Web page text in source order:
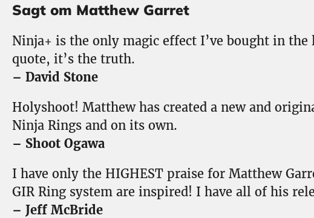
Sagt om Matthew Garret
Ninja+ is the only magic effect I’ve bought in the
quote, it’s the truth.
– David Stone
Holyshoot! Matthew has created a new and
Ninja Rings and on its own.
– Shoot Ogawa
I have only the HIGHEST praise for Matthew
GIR Ring system are inspired! I have all of his
– Jeff McBride